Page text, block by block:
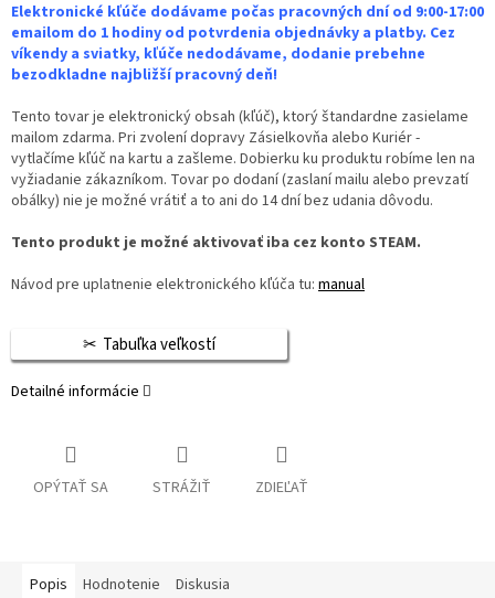
Elektronické kľúče dodávame počas pracovných dní od 9:00-17:00
emailom do 1 hodiny od potvrdenia objednávky a platby. Cez
víkendy a sviatky, kľúče nedodávame, dodanie prebehne
bezodkladne najbližší pracovný deň!
Tento tovar je elektronický obsah (kľúč), ktorý štandardne zasielame
mailom zdarma. Pri zvolení dopravy Zásielkovňa alebo Kuriér -
vytlačíme kľúč na kartu a zašleme. Dobierku ku produktu robíme len na
vyžiadanie zákazníkom. Tovar po dodaní (zaslaní mailu alebo prevzatí
obálky) nie je možné vrátiť a to ani do 14 dní bez udania dôvodu.
Tento produkt je možné aktivovať iba cez konto STEAM.
Návod pre uplatnenie elektronického kľúča tu: manual
Tabuľka veľkostí
Detailné informácie
OPÝTAŤ SA STRÁŽIŤ ZDIEĽAŤ
Popis Hodnotenie Diskusia